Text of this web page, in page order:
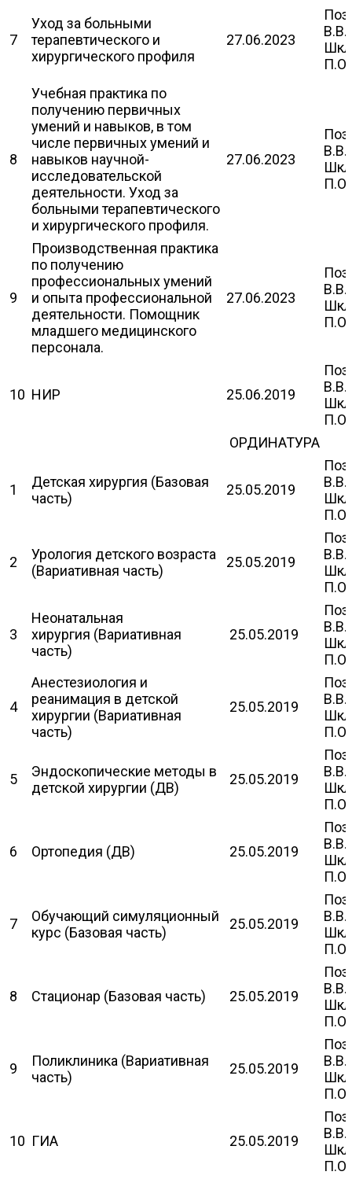
7
Уход за больными
терапевтического и
хирургического профиля
27.06.2023
В.В.
П.О.
8
Учебная практика по
получению первичных
умений и навыков, в том
числе первичных умений и
навыков научной-
исследовательской
деятельности. Уход за
больными терапевтического
и хирургического профиля.
27.06.2023
В.В.
П.О.
9
Производственная практика
по получению
профессиональных умений
и опыта профессиональной
деятельности. Помощник
младшего медицинского
персонала.
27.06.2023
В.В.
П.О.
10 НИР 25.06.2019
В.В.
П.О.
ОРДИНАТУРА
1
Детская хирургия (Базовая
часть)
25.05.2019
В.В.
П.О.
2
Урология детского возраста
(Вариативная часть)
25.05.2019
В.В.
П.О.
3
Неонатальная
хирургия (Вариативная
часть)
25.05.2019
В.В.
П.О.
4
Анестезиология и
реанимация в детской
хирургии (Вариативная
часть)
25.05.2019
В.В.
П.О.
5
Эндоскопические методы в
детской хирургии (ДВ)
25.05.2019
В.В.
П.О.
6 Ортопедия (ДВ) 25.05.2019
В.В.
П.О.
7
Обучающий симуляционный
курс (Базовая часть)
25.05.2019
В.В.
П.О.
8 Стационар (Базовая часть) 25.05.2019
В.В.
П.О.
9
Поликлиника (Вариативная
часть)
25.05.2019
В.В.
П.О.
10 ГИА 25.05.2019
В.В.
П.О.